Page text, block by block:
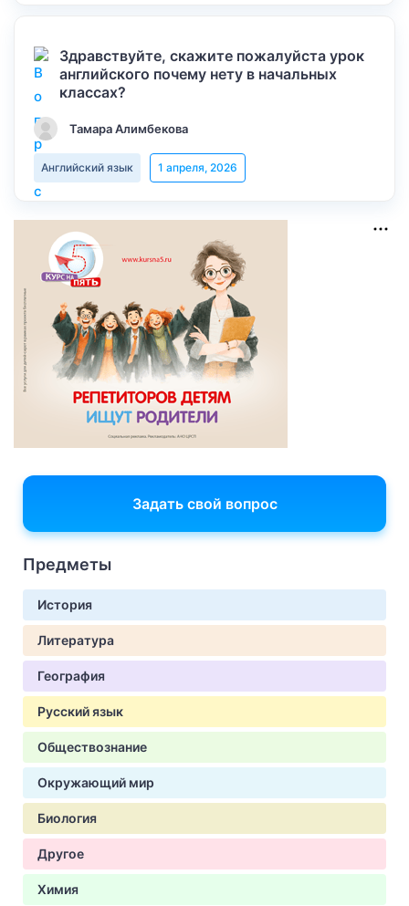
Здравствуйте, скажите пожалуйста урок
английского почему нету в начальных
классах?
Тамара Алимбекова
Английский язык 1 апреля, 2026
Задать свой вопрос
Предметы
История
Литература
География
Русский язык
Обществознание
Окружающий мир
Биология
Другое
Химия